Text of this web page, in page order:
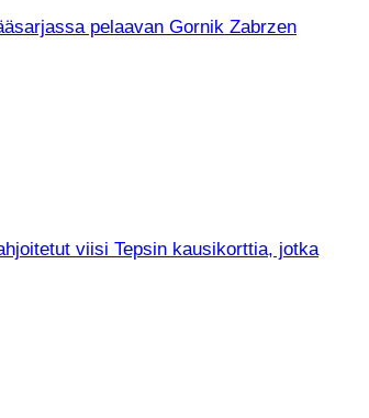
pelaavan Gornik Zabrzen
viisi Tepsin kausikorttia, jotka